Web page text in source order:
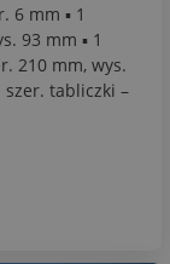
6 mm ▪ 1
93 mm ▪ 1
210 mm, wys.
szer. tabliczki –